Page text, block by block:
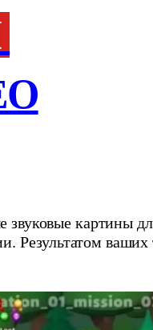
картины
Результатом